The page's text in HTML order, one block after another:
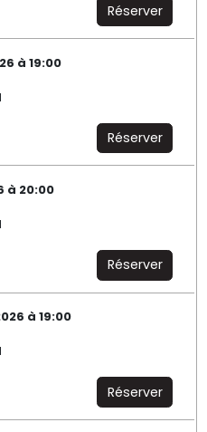
Réserver
à 19:00
Réserver
à 20:00
Réserver
à 19:00
Réserver